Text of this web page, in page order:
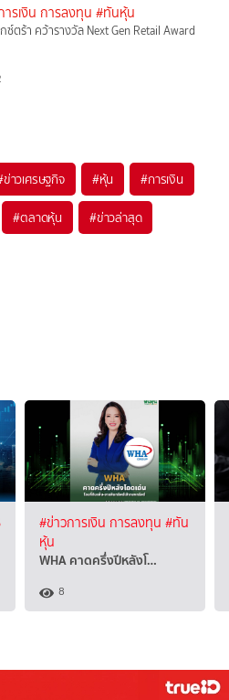
ารเงิน การลงทุน #ทันหุ้น
ซ์ตร้า คว้ารางวัล Next Gen Retail Award
ข่าวเศรษฐกิจ #หุ้น #การเงิน
#ตลาดหุ้น #ข่าวล่าสุด
#ข่าวการเงิน การลงทุน #ทัน
หุ้น
WHA คาดครึ่งปีหลังโ…
8